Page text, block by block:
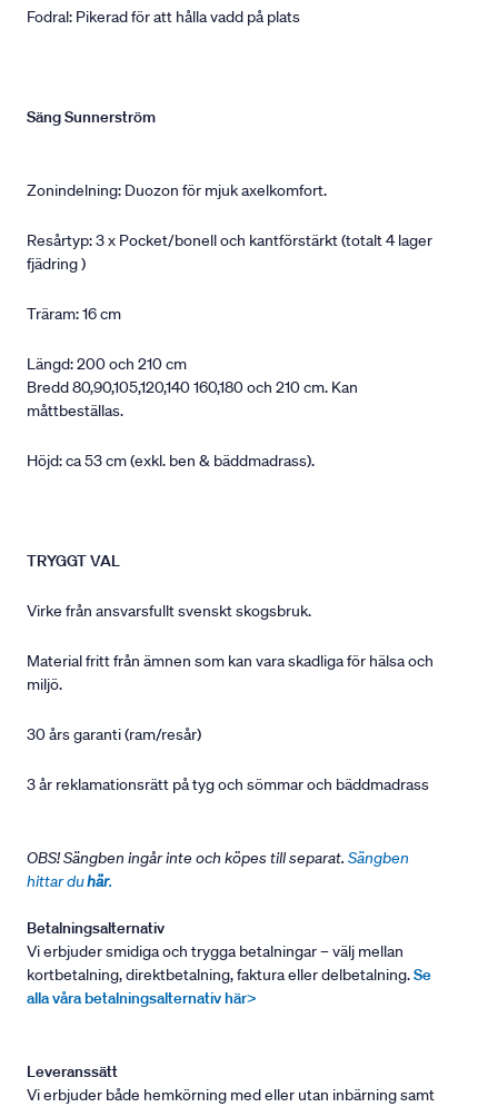
Fodral: Pikerad för att hålla vadd på plats
Säng Sunnerström
Zonindelning: Duozon för mjuk axelkomfort.
Resårtyp: 3 x Pocket/bonell och kantförstärkt (totalt 4 lager
fjädring )
Träram: 16 cm
Längd: 200 och 210 cm
Bredd 80,90,105,120,140 160,180 och 210 cm. Kan
måttbeställas.
Höjd: ca 53 cm (exkl. ben & bäddmadrass).
TRYGGT VAL
Virke från ansvarsfullt svenskt skogsbruk.
Material fritt från ämnen som kan vara skadliga för hälsa och
miljö.
30 års garanti (ram/resår)
3 år reklamationsrätt på tyg och sömmar och bäddmadrass
OBS! Sängben ingår inte och köpes till separat. Sängben
hittar duhär.
Betalningsalternativ
Vi erbjuder smidiga och trygga betalningar – välj mellan
kortbetalning, direktbetalning, faktura eller delbetalning.Se
alla våra betalningsalternativ här>
Leveranssätt
Vi erbjuder både hemkörning med eller utan inbärning samt